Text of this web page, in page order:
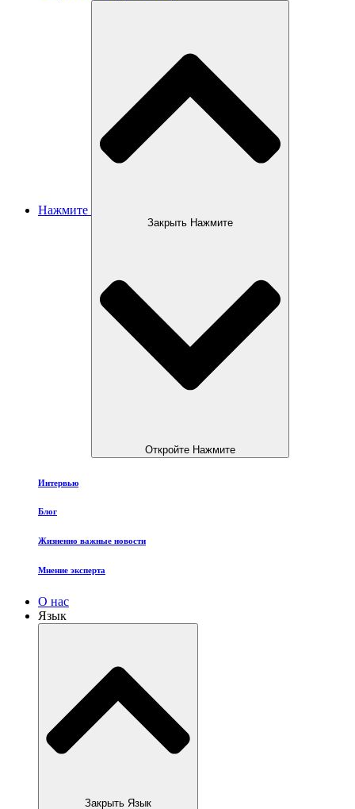
Нажмите
Закрыть Нажмите
Откройте Нажмите
Интервью
Блог
Жизненно важные новости
Мнение эксперта
О нас
Язык
Закрыть Язык